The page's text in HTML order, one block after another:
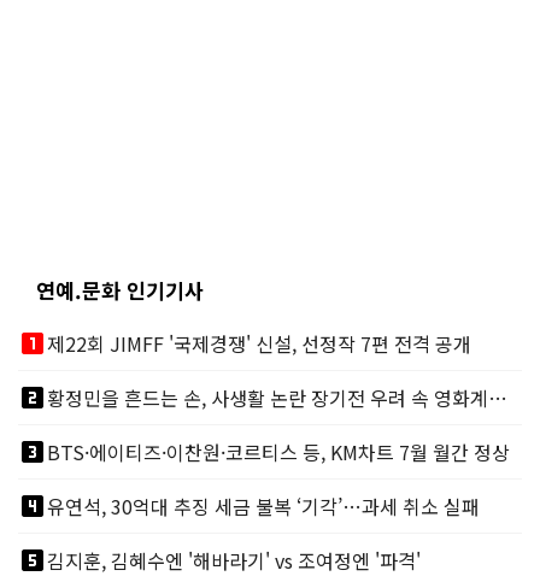
연예.문화 인기기사
looks_one제22회 JIMFF '국제경쟁' 신설, 선정작 7편 전격 공개
looks_two
황정민을 흔드는 손, 사생활 논란 장기전 우려 속 영화계도 리스크
looks_3BTS·에이티즈·이찬원·코르티스 등, KM차트 7월 월간 정상
looks_4유연석, 30억대 추징 세금 불복 ‘기각’…과세 취소 실패
looks_5김지훈, 김혜수엔 '해바라기' vs 조여정엔 '파격'